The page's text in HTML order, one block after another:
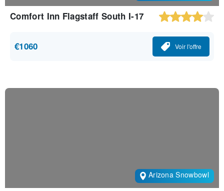
Comfort Inn Flagstaff South I-17
€1060 Voir l'offre
Arizona Snowbowl